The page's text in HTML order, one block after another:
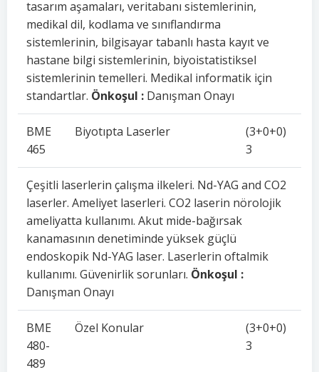
tasarım aşamaları, veritabanı sistemlerinin,
medikal dil, kodlama ve sınıflandırma
sistemlerinin, bilgisayar tabanlı hasta kayıt ve
hastane bilgi sistemlerinin, biyoistatistiksel
sistemlerinin temelleri. Medikal informatik için
standartlar. Önkoşul : Danışman Onayı
BME
465
Biyotıpta Laserler
(3+0+0)
3
Çeşitli laserlerin çalışma ilkeleri. Nd-YAG and CO2
laserler. Ameliyet laserleri. CO2 laserin nörolojik
ameliyatta kullanımı. Akut mide-bağırsak
kanamasının denetiminde yüksek güçlü
endoskopik Nd-YAG laser. Laserlerin oftalmik
kullanımı. Güvenirlik sorunları. Önkoşul :
Danışman Onayı
BME
480-
489
Özel Konular
(3+0+0)
3